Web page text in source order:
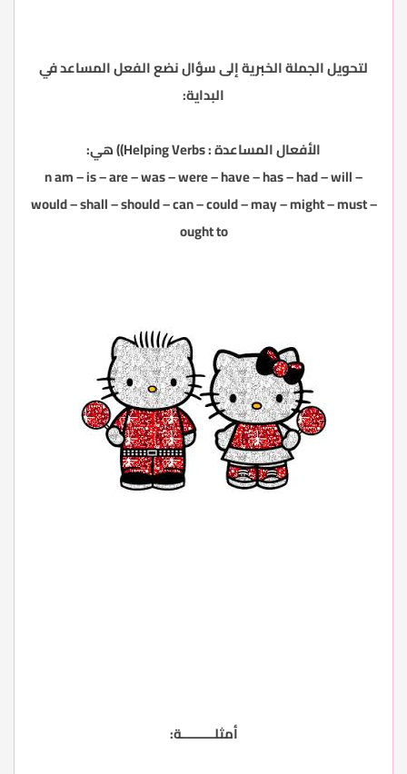
لتحويل الجملة الخبرية إلى سؤال نضع الفعل المساعد في
البداية:
الأفعال المساعدة : Helping Verbs)) هي:
n am – is – are – was – were – have – has – had – will –
would – shall – should – can – could – may – might – must –
ought to
أمثلـــــــــة: